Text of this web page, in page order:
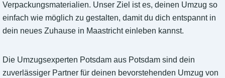
Verpackungsmaterialien. Unser Ziel ist es, deinen Umzug so
einfach wie möglich zu gestalten, damit du dich entspannt in
dein neues Zuhause in Maastricht einleben kannst.
Die Umzugsexperten Potsdam aus Potsdam sind dein
zuverlässiger Partner für deinen bevorstehenden Umzug von